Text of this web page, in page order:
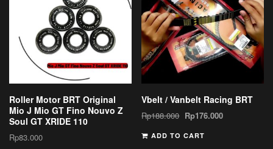
Roller Motor BRT Original
Mio J Mio GT Fino Nouvo Z
Soul GT XRIDE 110
Rp83.000
Vbelt / Vanbelt Racing BRT
Rp188.000 Rp176.000
ADD TO CART